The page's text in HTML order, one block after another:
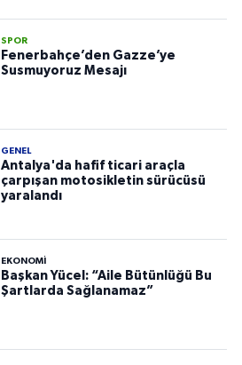
SPOR
Fenerbahçe’den Gazze’ye
Susmuyoruz Mesajı
GENEL
Antalya'da hafif ticari araçla
çarpışan motosikletin sürücüsü
yaralandı
EKONOMI
Başkan Yücel: “Aile Bütünlüğü Bu
Şartlarda Sağlanamaz”